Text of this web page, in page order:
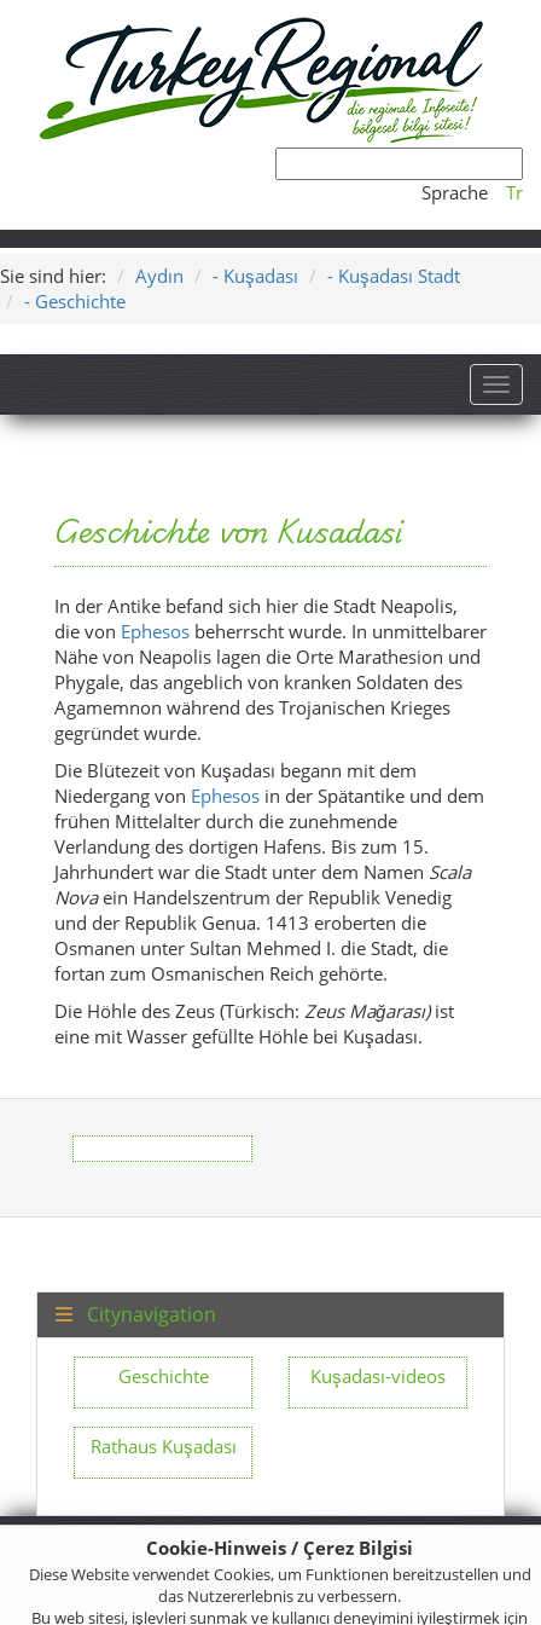
Cookie-Hinweis / Çerez Bilgisi
Diese Website verwendet Cookies, um Funktionen bereitzustellen und
das Nutzererlebnis zu verbessern.
Bu web sitesi, işlevleri sunmak ve kullanıcı deneyimini iyileştirmek için
Sprache Tr
Sie sind hier: Aydın - Kuşadası
- Kuşadası Stadt
- Geschichte
Geschichte von Kusadasi
In der Antike befand sich hier die Stadt Neapolis,
die von Ephesos beherrscht wurde. In unmittelbarer
Nähe von Neapolis lagen die Orte Marathesion und
Phygale, das angeblich von kranken Soldaten des
Agamemnon während des Trojanischen Krieges
gegründet wurde.
Die Blütezeit von Kuşadası begann mit dem
Niedergang von Ephesos in der Spätantike und dem
frühen Mittelalter durch die zunehmende
Verlandung des dortigen Hafens. Bis zum 15.
Jahrhundert war die Stadt unter dem Namen Scala
Novaein Handelszentrum der Republik Venedig
und der Republik Genua. 1413 eroberten die
Osmanen unter Sultan Mehmed I. die Stadt, die
fortan zum Osmanischen Reich gehörte.
Die Höhle des Zeus (Türkisch: Zeus Mağarası)ist
eine mit Wasser gefüllte Höhle bei Kuşadası.
Citynavigation
Geschichte Kuşadası-videos
Rathaus Kuşadası
Datenschutz Impressum Sitemap